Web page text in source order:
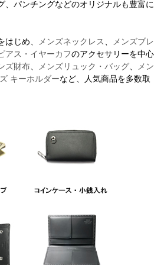
、パンチングなどのオリジナルも豊富に
はじめ、 メンズネックレス
メンズブレ
アス・イヤーカフのアクセサリーを中心
ズ財布 メンズリュック・バッグ
メン
キーホルダーなど、人気商品を多数取